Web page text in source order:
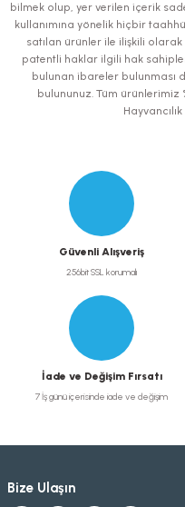
Ürün fiyatı diğer sitelerden daha
Bu ürüne benzer farklı
bilmek olup, yer verilen içerik
kullanımına yönelik hiçbir
satılan ürünler ile ilişkili
patentli haklar ilgili hak
bulunan ibareler bulunması
bulununuz. Tüm ürünlerimiz
Güvenli Alışveriş
256bit SSL korumalı
İade ve Değişim Fırsatı
7 İş günü içerisinde iade ve değişim
Bize Ulaşın